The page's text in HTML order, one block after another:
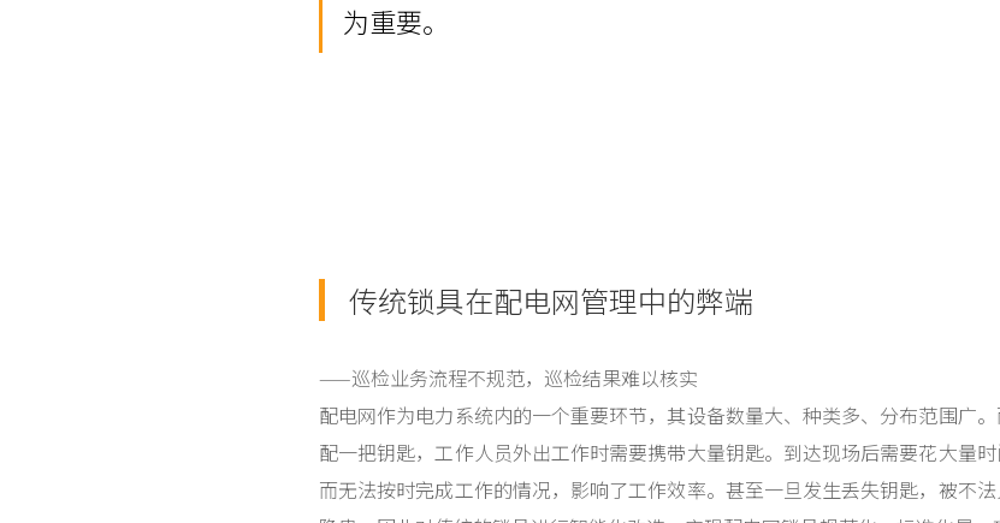
为重要。
传统锁具在配电网管理中的弊端
——巡检业务流程不规范，巡检结果难以核实
配电网作为电力系统内的一个重要环节，其设备数量大、种类多、分布范围广
配一把钥匙，工作人员外出工作时需要携带大量钥匙。到达现场后需要花大量
而无法按时完成工作的情况，影响了工作效率。甚至一旦发生丢失钥匙，被不